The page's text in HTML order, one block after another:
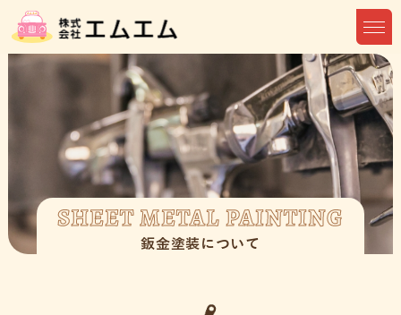
SHEET METAL PAINTING
鈑金塗装について